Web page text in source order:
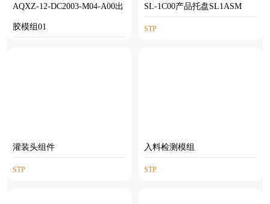
AQXZ-12-DC2003-M04-A00出
胶模组01
SL-1C00产品托盘SL1ASM
STP
灌装头组件
STP
入料检测模组
STP